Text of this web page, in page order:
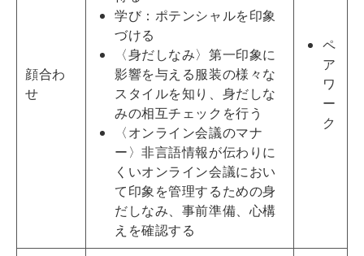
顔合わ
せ
学び：ポテンシャルを印象
づける
〈身だしなみ〉第一印象に
影響を与える服装の様々な
スタイルを知り、身だしな
みの相互チェックを行う
〈オンライン会議のマナ
ー〉非言語情報が伝わりに
くいオンライン会議におい
て印象を管理するための身
だしなみ、事前準備、心構
えを確認する
ペ
ア
ワ
ー
ク